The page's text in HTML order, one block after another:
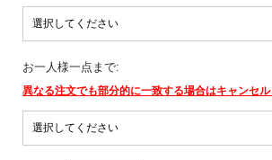
お一人様一点まで:
異なる注文でも部分的に一致する場合はキャンセ